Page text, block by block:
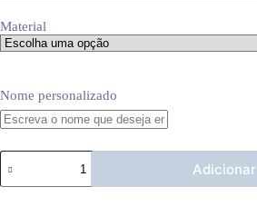
Material
Nome personalizado
Quantidade
de
Aro
Adicionar